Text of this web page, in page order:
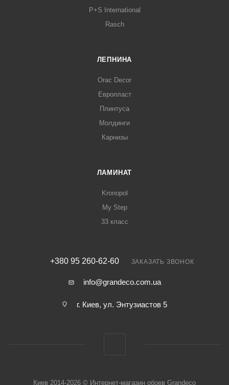
P+S International
Rasch
ЛЕПНИНА
Orac Decor
Европласт
Плинтуса
Молдинги
Карнизы
ЛАМИНАТ
Kronopol
My Step
33 класс
+380 95 260-62-60 ЗАКАЗАТЬ ЗВОНОК
info@grandeco.com.ua
г. Киев, ул. Энтузиастов 5
Киев 2014-2026 © Интернет-магазин обоев Grandeco